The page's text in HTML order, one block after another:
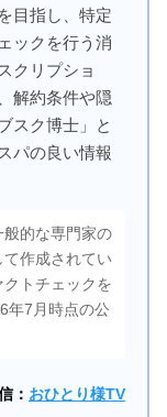
目指し、特定
ックを行う消
クリプショ
解約条件や隠
スク博士」と
パの良い情報
的な専門家の
作成されてい
トチェックを
年7月時点の公
： おひとり様TV